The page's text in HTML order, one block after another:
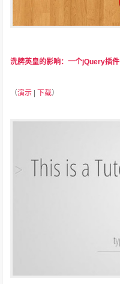
洗牌英皇的影响：一个jQuery插件
（演示 下载）